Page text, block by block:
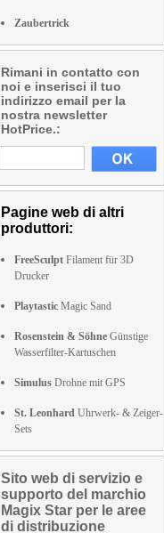
Zaubertrick
Rimani in contatto con
noi e inserisci il tuo
indirizzo email per la
nostra newsletter
HotPrice.:
Pagine web di altri
produttori:
FreeSculpt Filament für 3D
Drucker
Playtastic Magic Sand
Rosenstein & Söhne Günstige
Wasserfilter-Kartuschen
Simulus Drohne mit GPS
St. Leonhard Uhrwerk- & Zeiger-
Sets
Sito web di servizio e
supporto del marchio
Magix Star per le aree
di distribuzione